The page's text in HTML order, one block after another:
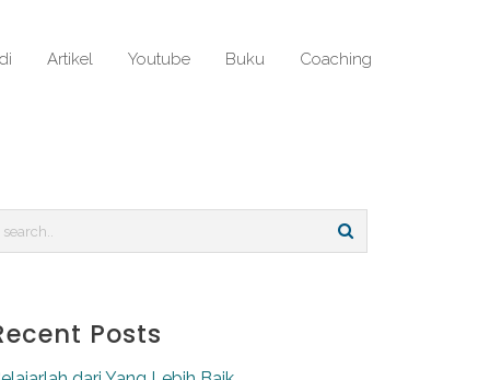
Artikel Youtube Buku Coaching
Posts